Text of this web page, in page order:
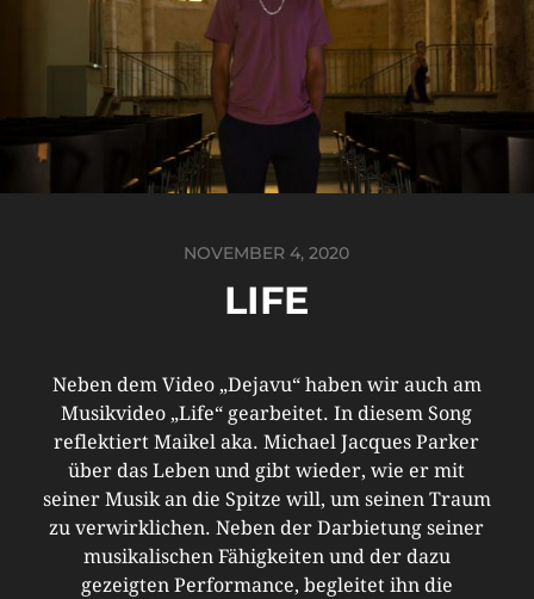
NOVEMBER 4, 2020
LIFE
Neben dem Video „Dejavu“ haben wir auch am
Musikvideo „Life“ gearbeitet. In diesem Song
reflektiert Maikel aka. Michael Jacques Parker
über das Leben und gibt wieder, wie er mit
seiner Musik an die Spitze will, um seinen Traum
zu verwirklichen. Neben der Darbietung seiner
musikalischen Fähigkeiten und der dazu
gezeigten Performance, begleitet ihn die